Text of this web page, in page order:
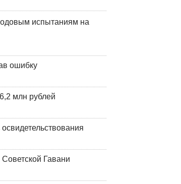
испытаниям на
ошибку
млн рублей
Гавани